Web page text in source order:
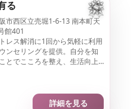
る
市西区立売堀1-6-13 南本町天
館401
レス解消に1回から気軽に利用
ンセリングを提供。自分を知
とでこころを整え、生活向上
詳細を見る